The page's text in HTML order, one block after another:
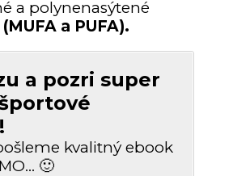
a polynenasýtené
(MUFA a PUFA).
a pozri super
kvalitný ebook
🙂